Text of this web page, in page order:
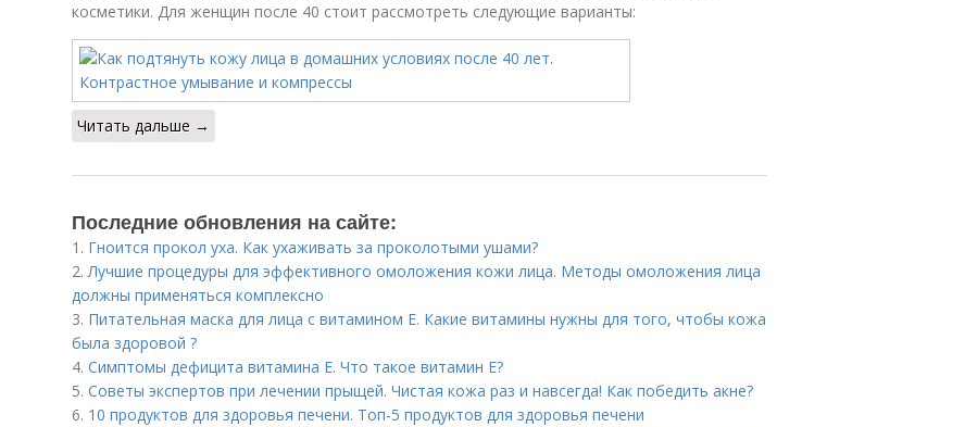
косметики. Для женщин после 40 стоит рассмотреть следующие варианты:
Читать дальше →
Последние обновления на сайте:
1. Гноится прокол уха. Как ухаживать за проколотыми ушами?
2.Лучшие процедуры для эффективного омоложения кожи лица. Методы омоложения лица
должны применяться комплексно
3. Питательная маска для лица с витамином Е. Какие витамины нужны для того, чтобы кожа
была здоровой ?
4. Симптомы дефицита витамина E. Что такое витамин Е?
5. Советы экспертов при лечении прыщей. Чистая кожа раз и навсегда! Как победить акне?
6. 10 продуктов для здоровья печени. Топ-5 продуктов для здоровья печени